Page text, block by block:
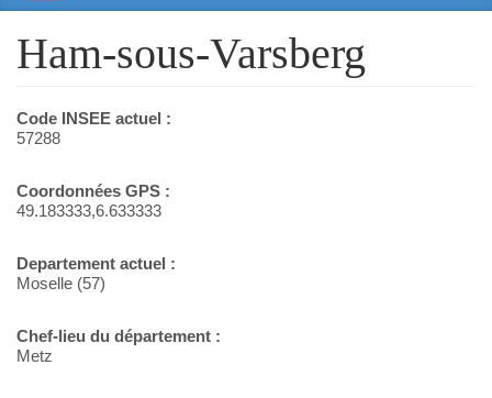
Ham-sous-Varsberg
Code INSEE actuel :
57288
Coordonnées GPS :
49.183333,6.633333
Departement actuel :
Moselle (57)
Chef-lieu du département :
Metz